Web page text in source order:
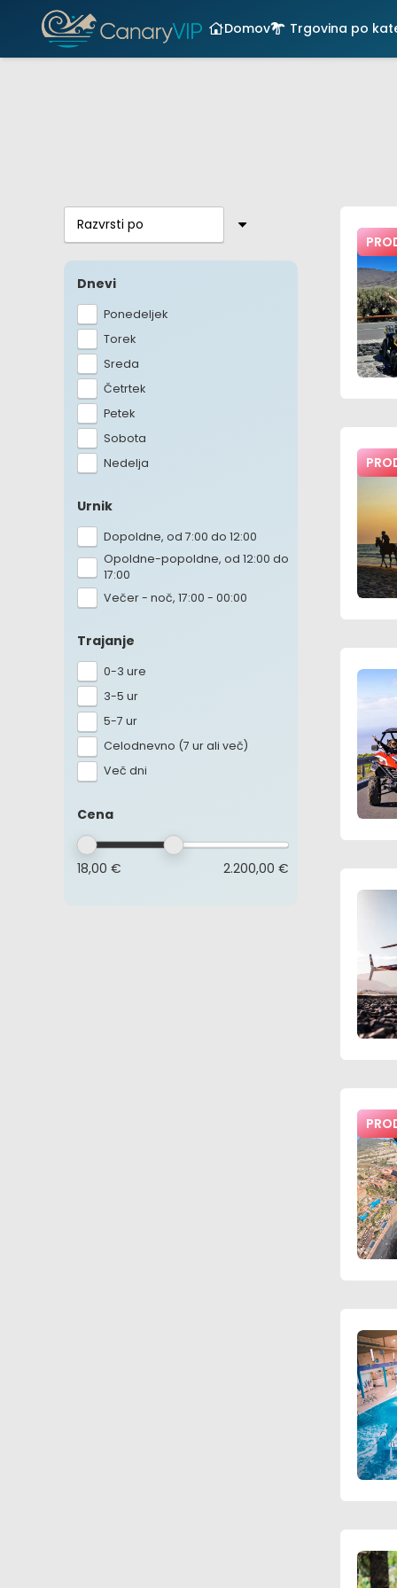
Domov Trgovina po
Dnevi
Ponedeljek
Torek
Sreda
Četrtek
Petek
Sobota
Nedelja
Urnik
Dopoldne, od 7:00 do 12:00
Opoldne-popoldne, od 12:00 do
17:00
Večer - noč, 17:00 - 00:00
Trajanje
0-3 ure
3-5 ur
5-7 ur
Celodnevno (7 ur ali več)
Več dni
Cena
18,00 € 2.200,00 €